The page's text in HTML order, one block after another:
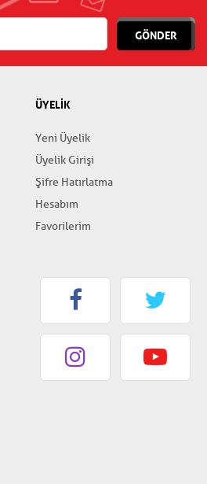
GÖNDER
ÜYELİK
Yeni Üyelik
Üyelik Girişi
Şifre Hatırlatma
Hesabım
Favorilerim